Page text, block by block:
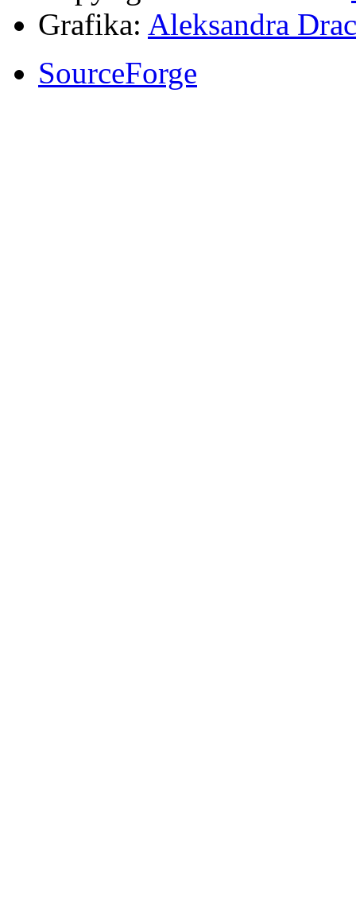
Grafika: Aleksandra
SourceForge